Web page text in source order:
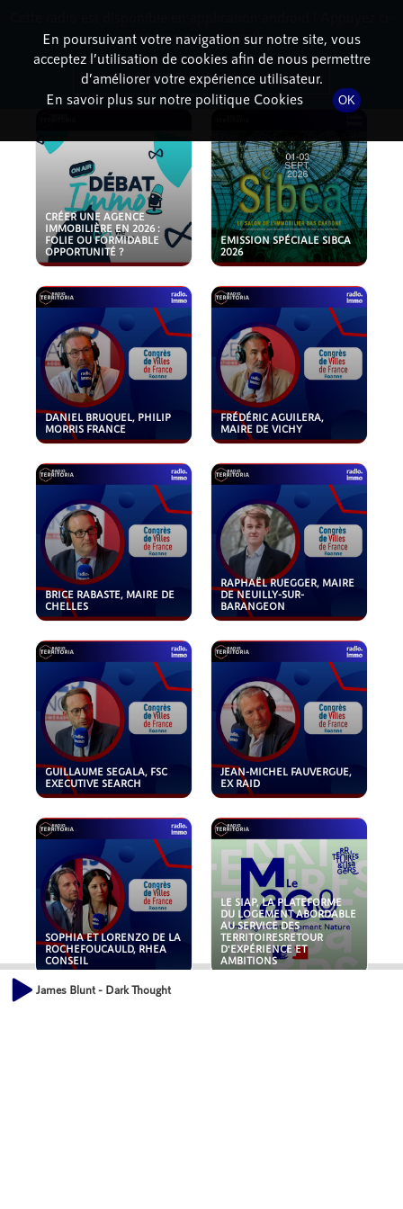
PODCASTS
CRÉER UNE AGENCE
IMMOBILIÈRE EN 2026 :
FOLIE OU FORMIDABLE
OPPORTUNITÉ ?
EMISSION SPÉCIALE SIBCA
2026
DANIEL BRUQUEL, PHILIP
MORRIS FRANCE
FRÉDÉRIC AGUILERA,
MAIRE DE VICHY
BRICE RABASTE, MAIRE DE
CHELLES
RAPHAËL RUEGGER, MAIRE
DE NEUILLY-SUR-
BARANGEON
GUILLAUME SEGALA, FSC
EXECUTIVE SEARCH
JEAN-MICHEL FAUVERGUE,
EX RAID
SOPHIA ET LORENZO DE LA
ROCHEFOUCAULD, RHEA
CONSEIL
LE SIAP, LA PLATEFORME
DU LOGEMENT ABORDABLE
AU SERVICE DES
TERRITOIRESRETOUR
D'EXPÉRIENCE ET
AMBITIONS
James Blunt - Dark Thought
En poursuivant votre navigation sur notre site, vous
acceptez l’utilisation de cookies afin de nous permettre
d’améliorer votre expérience utilisateur.
En savoir plus sur notre politique Cookies
OK
dessous pour l'installer.
Non merci Télécharger l'application